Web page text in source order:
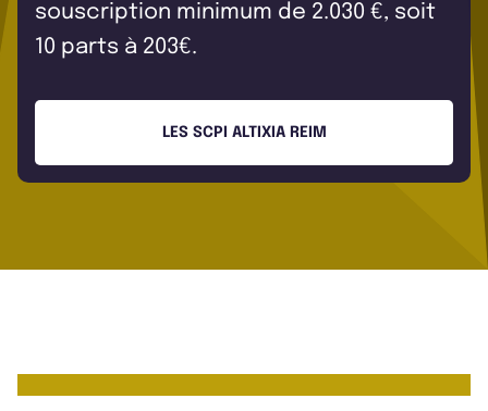
souscription minimum de 2.030 €, soit
10 parts à 203€.
LES SCPI ALTIXIA REIM